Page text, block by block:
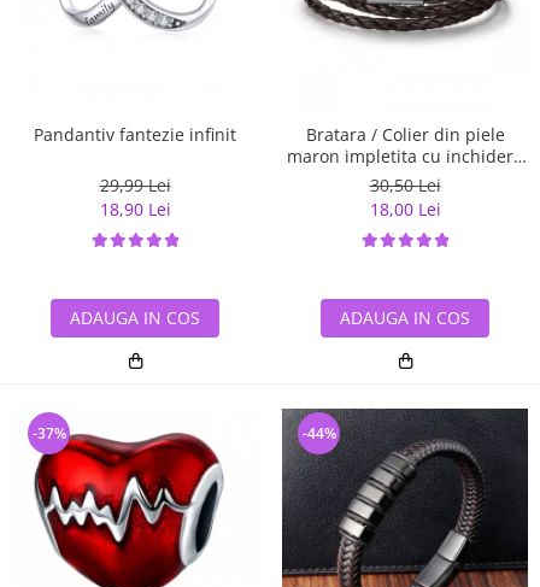
Pandantiv fantezie infinit
29,99 Lei
18,90 Lei
ADAUGA IN COS
Bratara / Colier din piele
maron impletita cu inchidere
magnetica, BSTF0007
30,50 Lei
18,00 Lei
ADAUGA IN COS
-37% -44%